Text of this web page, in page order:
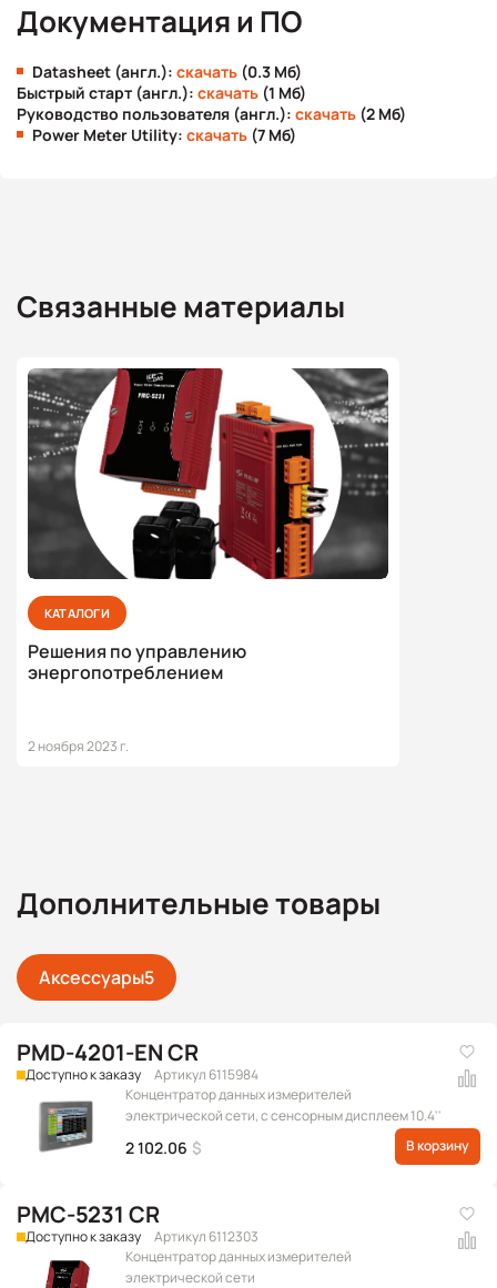
Документация и ПО
Datasheet (англ.): скачать (0.3 Мб)
Быстрый старт (англ.): скачать (1 Мб)
Руководство пользователя (англ.): скачать (2 Мб)
Power Meter Utility: скачать (7 Мб)
Связанные материалы
КАТАЛОГИ
Решения по управлению
энергопотреблением
2 ноября 2023 г.
Дополнительные товары
Аксессуары5
PMD-4201-EN CR
Доступно к заказу
Артикул 6115984
Концентратор данных измерителей
электрической сети, с сенсорным дисплеем 10.4''
2 102.06 $ В корзину
PMC-5231 CR
Доступно к заказу
Артикул 6112303
Концентратор данных измерителей
электрической сети